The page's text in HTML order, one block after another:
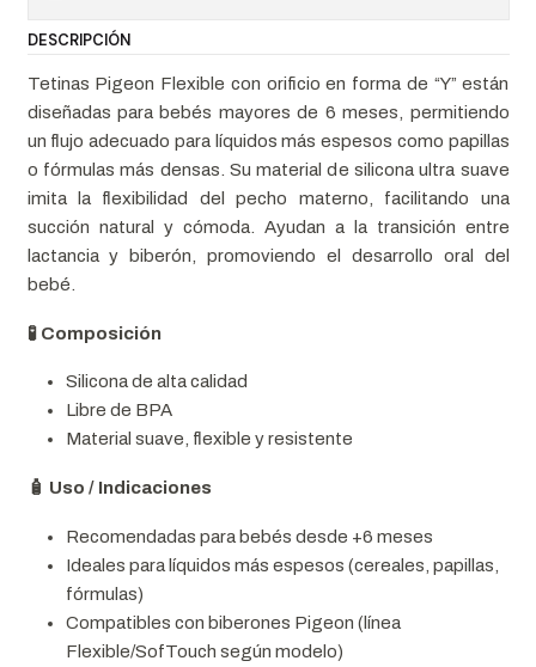
DESCRIPCIÓN
Tetinas Pigeon Flexible con orificio en forma de “Y” están
diseñadas para bebés mayores de 6 meses, permitiendo
un flujo adecuado para líquidos más espesos como papillas
o fórmulas más densas. Su material de silicona ultra suave
imita la flexibilidad del pecho materno, facilitando una
succión natural y cómoda. Ayudan a la transición entre
lactancia y biberón, promoviendo el desarrollo oral del
bebé.
🧪 Composición
Silicona de alta calidad
Libre de BPA
Material suave, flexible y resistente
🧴 Uso / Indicaciones
Recomendadas para bebés desde +6 meses
Ideales para líquidos más espesos (cereales, papillas,
fórmulas)
Compatibles con biberones Pigeon (línea
Flexible/SofTouch según modelo)